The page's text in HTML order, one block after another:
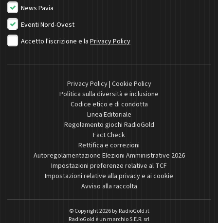
News Pavia
Eventi Nord-Ovest
Accetto l'iscrizione e la Privacy Policy
Privacy Policy| Cookie Policy
Politica sulla diversità e inclusione
Codice etico e di condotta
Linea Editoriale
Regolamento giochi RadioGold
Fact Check
Rettifica e correzioni
Autoregolamentazione Elezioni Amministrative 2026
Impostazioni preferenze relative al TCF
Impostazioni relative alla privacy e ai cookie
Avviso alla raccolta
© Copyright 2026 byRadioGold.it
RadioGold è un marchio S.E.R. srl